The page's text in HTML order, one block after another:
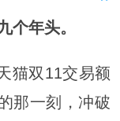
个年头。
猫双11交易额
那一刻，冲破